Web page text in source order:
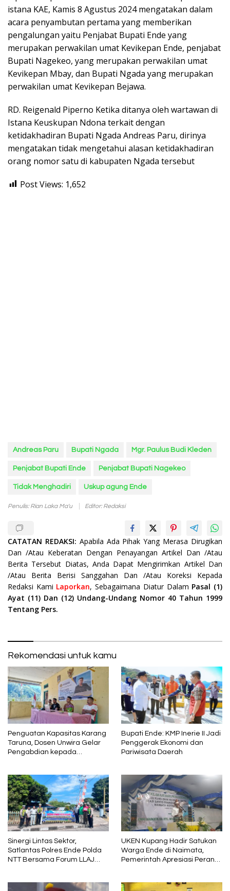
istana KAE, Kamis 8 Agustus 2024 mengatakan dalam
acara penyambutan pertama yang memberikan
pengalungan yaitu Penjabat Bupati Ende yang
merupakan perwakilan umat Kevikepan Ende, penjabat
Bupati Nagekeo, yang merupakan perwakilan umat
Kevikepan Mbay, dan Bupati Ngada yang merupakan
perwakilan umat Kevikepan Bejawa.
RD. Reigenald Piperno Ketika ditanya oleh wartawan di
Istana Keuskupan Ndona terkait dengan
ketidakhadiran Bupati Ngada Andreas Paru, dirinya
mengatakan tidak mengetahui alasan ketidakhadiran
orang nomor satu di kabupaten Ngada tersebut
Post Views: 1,652
Andreas Paru Bupati Ngada Mgr. Paulus Budi Kleden
Penjabat Bupati Ende Penjabat Bupati Nagekeo
Tidak Menghadiri Uskup agung Ende
Penulis: Rian Laka Ma'u Editor: Redaksi
CATATAN REDAKSI: Apabila Ada Pihak Yang Merasa Dirugikan
Dan /Atau Keberatan Dengan Penayangan Artikel Dan /Atau
Berita Tersebut Diatas, Anda Dapat Mengirimkan Artikel Dan
/Atau Berita Berisi Sanggahan Dan /Atau Koreksi Kepada
Redaksi Kami Laporkan, Sebagaimana Diatur Dalam Pasal (1)
Ayat (11) Dan (12) Undang-Undang Nomor 40 Tahun 1999
Tentang Pers.
Rekomendasi untuk kamu
Penguatan Kapasitas Karang
Taruna, Dosen Unwira Gelar
Pengabdian kepada
Bupati Ende: KMP Inerie II Jadi
Penggerak Ekonomi dan
Pariwisata Daerah
Sinergi Lintas Sektor,
Satlantas Polres Ende Polda
NTT Bersama Forum LLAJ
UKEN Kupang Hadir Satukan
Warga Ende di Naimata,
Pemerintah Apresiasi Peran